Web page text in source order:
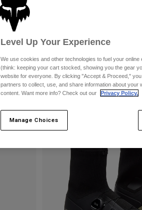
Level Up Your Experience
We use cookies and other technologies to fuel your
(think: keeping your cart stocked, showing you the gear
website for everyone. By clicking "Accept & Proceed,"
partners to collect, use, and share information about your
content. Want more info? Check out our
Privacy Policy.
Manage Choices